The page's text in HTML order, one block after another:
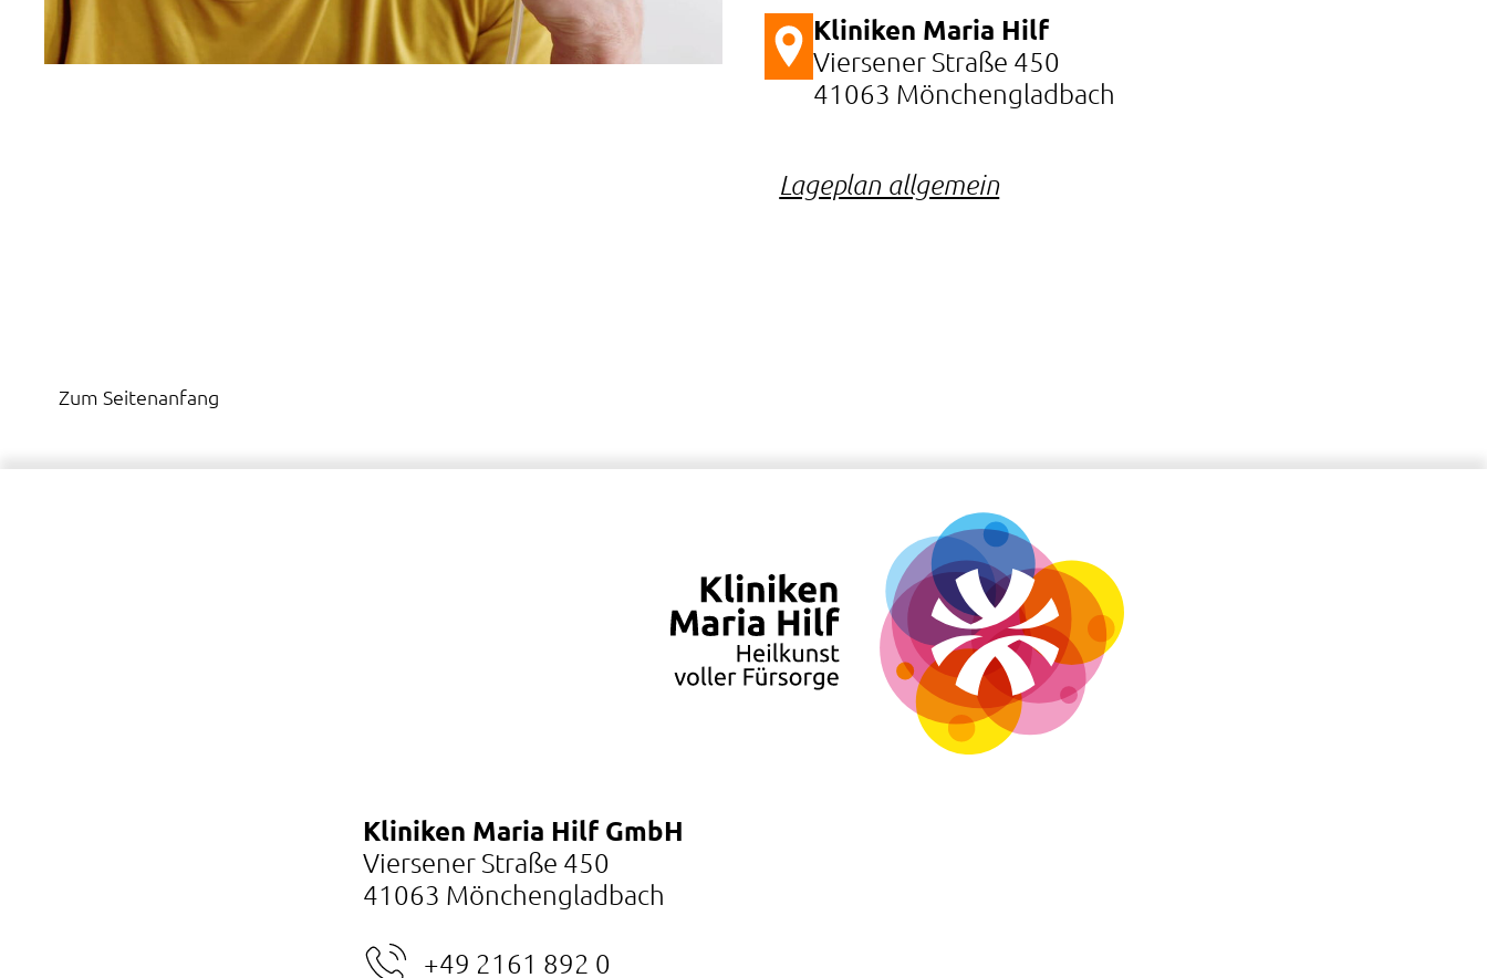
Kliniken Maria Hilf
Viersener Straße 450
41063 Mönchengladbach
Lageplan allgemein
Zum Seitenanfang
Kliniken Maria Hilf GmbH
Viersener Straße 450
41063 Mönchengladbach
+49 2161 892 0